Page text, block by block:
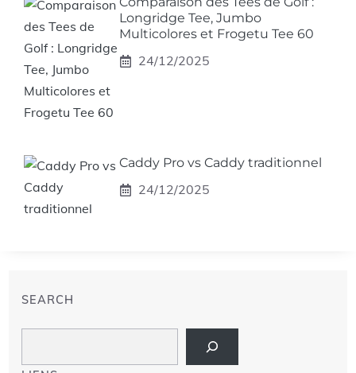
Longridge Tee, Jumbo
Multicolores et Frogetu Tee 60
24/12/2025
Caddy Pro vs Caddy traditionnel
24/12/2025
SEARCH